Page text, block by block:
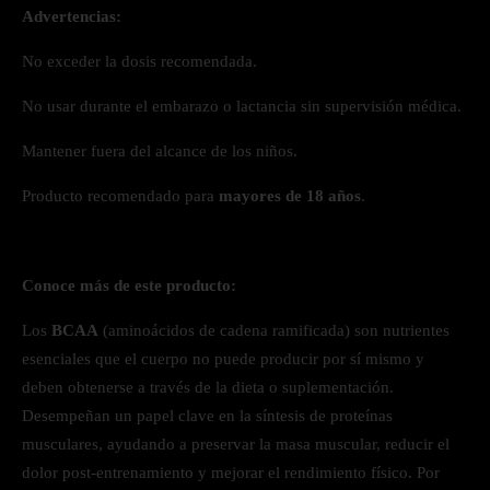
Advertencias:
No exceder la dosis recomendada.
No usar durante el embarazo o lactancia sin supervisión médica.
Mantener fuera del alcance de los niños.
Producto recomendado para mayores de 18 años.
Conoce más de este producto:
Los BCAA (aminoácidos de cadena ramificada) son nutrientes
esenciales que el cuerpo no puede producir por sí mismo y
deben obtenerse a través de la dieta o suplementación.
Desempeñan un papel clave en la síntesis de proteínas
musculares, ayudando a preservar la masa muscular, reducir el
dolor post-entrenamiento y mejorar el rendimiento físico. Por